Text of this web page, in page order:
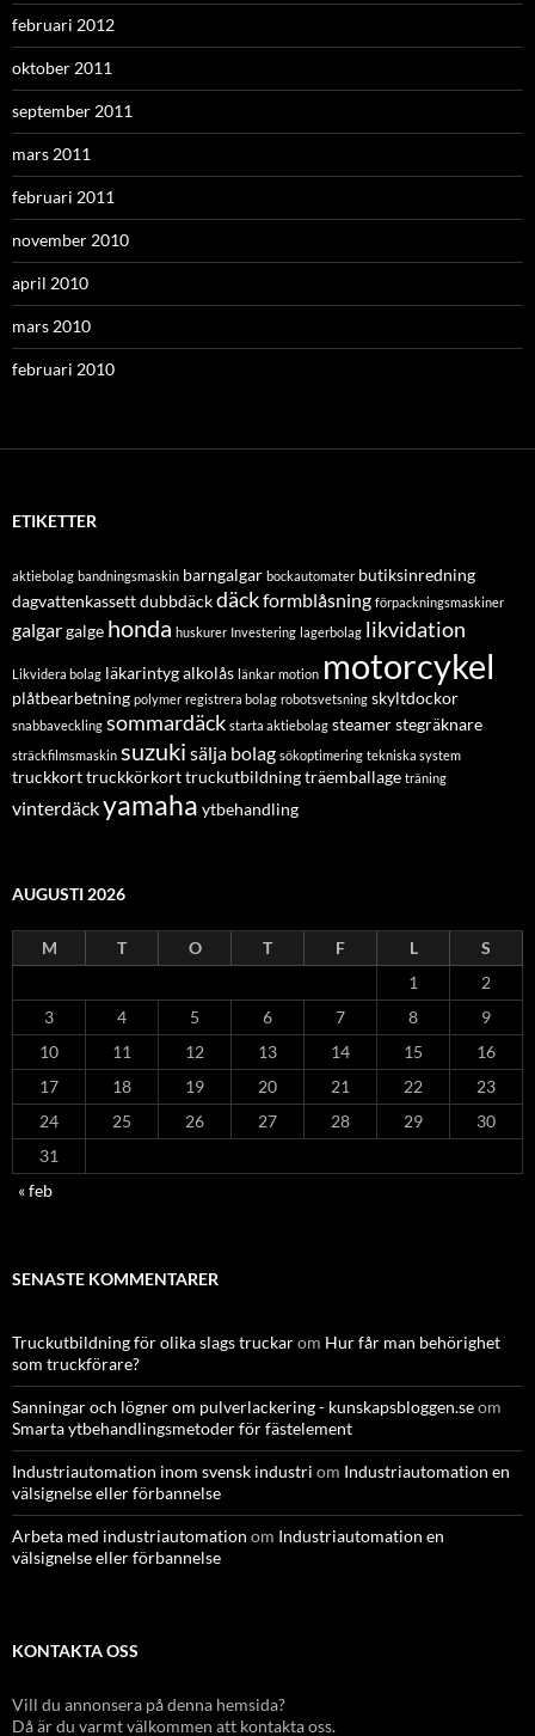
februari 2012
oktober 2011
september 2011
mars 2011
februari 2011
november 2010
april 2010
mars 2010
februari 2010
ETIKETTER
aktiebolag bandningsmaskin barngalgar bockautomater butiksinredning
dagvattenkassettdubbdäckdäckformblåsning förpackningsmaskiner
galgargalge honda huskurer Investering lagerbolag likvidation
Likvidera bolag läkarintyg alkolås länkar motion motorcykel
plåtbearbetning polymer registrera bolag robotsvetsning skyltdockor
snabbaveckling sommardäck starta aktiebolag steamerstegräknare
sträckfilmsmaskin suzuki sälja bolag sökoptimering tekniska system
truckkorttruckkörkorttruckutbildningträemballage träning
vinterdäckyamaha ytbehandling
AUGUSTI 2026
M T O T F L
S
1
2
3
4 5 6 7 8
9
10
11 12 13 14 15
16
17
18 19 20 21 22
23
24
25 26 27 28 29
30
31
« feb
SENASTE KOMMENTARER
Truckutbildning för olika slags truckarom Hur får man behörighet
som truckförare?
Sanningar och lögner om pulverlackering - kunskapsbloggen.seom
Smarta ytbehandlingsmetoder för fästelement
Industriautomation inom svensk industri om Industriautomation en
välsignelse eller förbannelse
Arbeta med industriautomation om Industriautomation en
välsignelse eller förbannelse
KONTAKTA OSS
Vill du annonsera på denna hemsida?
Då är du varmt välkommen att kontakta oss.